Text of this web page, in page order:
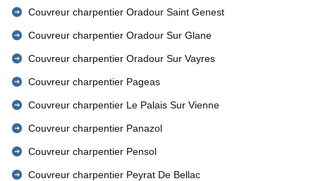
Couvreur charpentier Oradour Saint Genest
Couvreur charpentier Oradour Sur Glane
Couvreur charpentier Oradour Sur Vayres
Couvreur charpentier Pageas
Couvreur charpentier Le Palais Sur Vienne
Couvreur charpentier Panazol
Couvreur charpentier Pensol
Couvreur charpentier Peyrat De Bellac